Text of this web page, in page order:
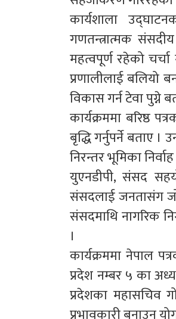
कार्यशाला
गणतन्त्रात्मक
महत्वपूर्ण रहेको
प्रणालीलाई बलियो
विकास गर्न टेवा पुग्ने
कार्यक्रममा बरिष्ठ
बृद्धि गर्नुपर्ने बताए
निरन्तर भूमिका निर्वाह
युएनडीपी, संसद
संसदलाई जनतासंग
संसदमाथि नागरिक
।
कार्यक्रममा नेपाल
प्रदेश नम्बर ५ का
प्रदेशका महासचिव